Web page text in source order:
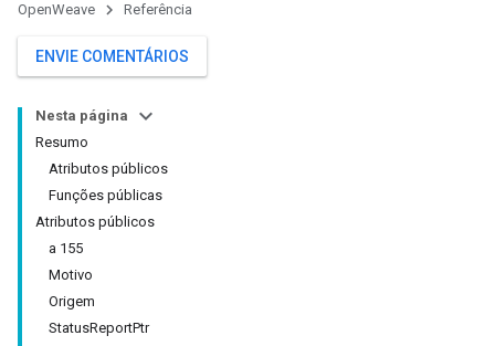
OpenWeave Referência
ENVIE COMENTÁRIOS
Nesta página
Resumo
Atributos públicos
Funções públicas
Atributos públicos
a 155
Motivo
Origem
StatusReportPtr